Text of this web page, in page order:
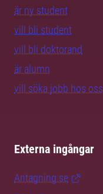
är ny student
vill bli student
vill bli doktorand
är alumn
vill söka jobb hos oss
Externa ingångar
Antagning.se